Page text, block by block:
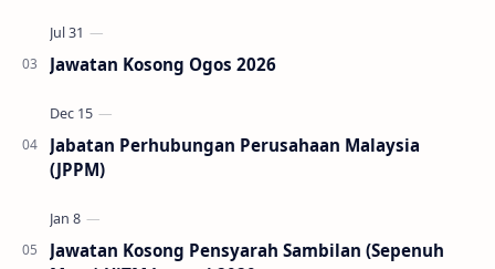
Jawatan Kosong Ogos 2026
Jabatan Perhubungan Perusahaan Malaysia
(JPPM)
Jawatan Kosong Pensyarah Sambilan (Sepenuh